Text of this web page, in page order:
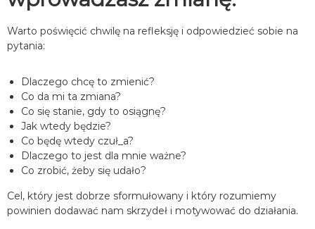
Warto poświęcić chwilę na refleksję i odpowiedzieć sobie na
pytania:
Dlaczego chcę to zmienić?
Co da mi ta zmiana?
Co się stanie, gdy to osiągnę?
Jak wtedy będzie?
Co będę wtedy czuł_a?
Dlaczego to jest dla mnie ważne?
Co zrobić, żeby się udało?
Cel, który jest dobrze sformułowany i który rozumiemy
powinien dodawać nam skrzydeł i motywować do działania.